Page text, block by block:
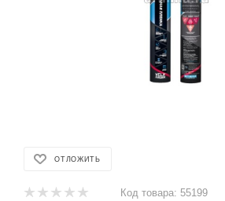
ОТЛОЖИТЬ
Код товара: 55199